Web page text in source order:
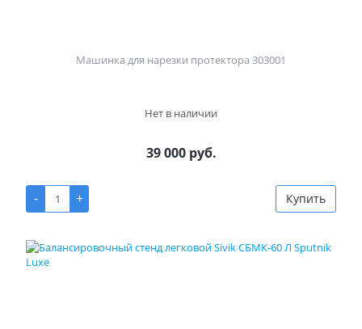
Машинка для нарезки протектора 303001
Нет в наличии
39 000 руб.
- + Купить